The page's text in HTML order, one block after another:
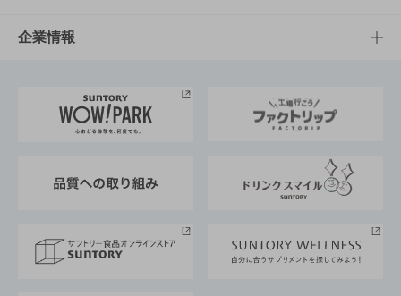
栄養成分一覧
工場見学
地域情報
サントリーホール
サントリーサンバーズ大阪
サステナビリティTOP
サントリーが考えるサステナビリティ経営
企業情報
企業概要
採用情報